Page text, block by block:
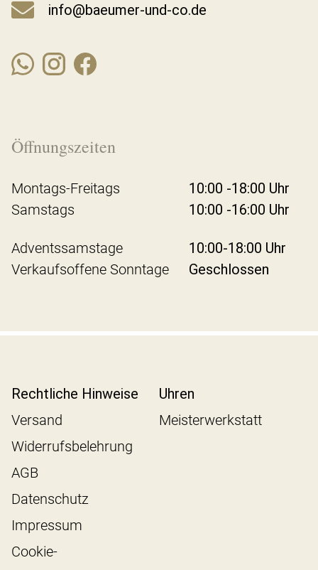
info@baeumer-und-co.de
Öffnungszeiten
Montags-Freitags
10:00 -18:00 Uhr
Samstags
10:00 -16:00 Uhr
Adventssamstage
10:00-18:00 Uhr
Verkaufsoffene Sonntage
Geschlossen
Rechtliche Hinweise
Versand
Widerrufsbelehrung
AGB
Datenschutz
Impressum
Cookie-
Uhren
Meisterwerkstatt